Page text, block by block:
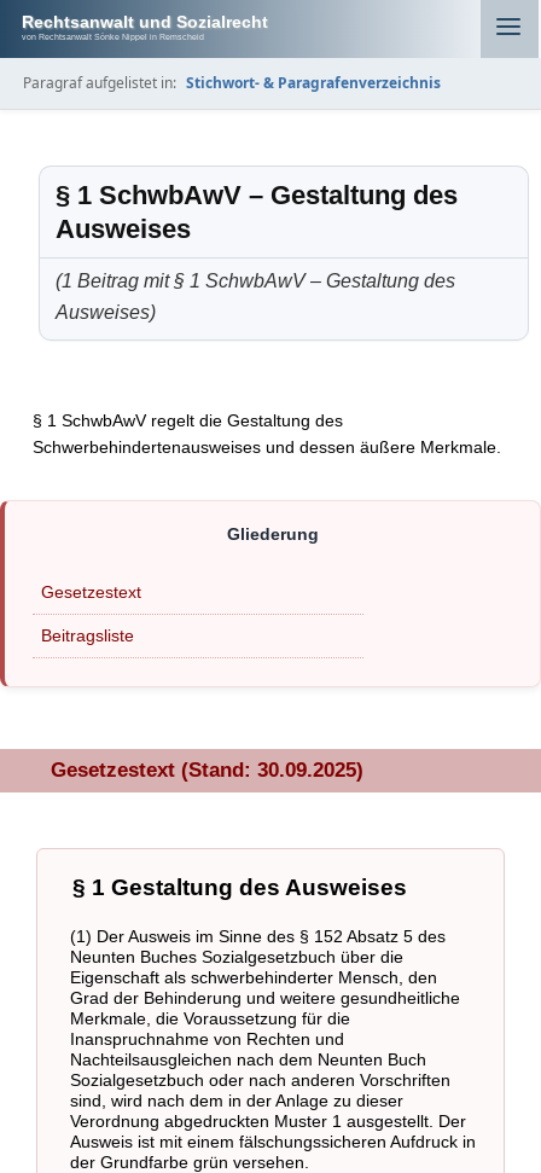
Rechtsanwalt und Sozialrecht
von Rechtsanwalt Sönke Nippel in Remscheid
Paragraf aufgelistet in: Stichwort- & Paragrafenverzeichnis
§ 1 SchwbAwV – Gestaltung des
Ausweises
(1 Beitrag mit § 1 SchwbAwV – Gestaltung des
Ausweises)
§ 1 SchwbAwV regelt die Gestaltung des
Schwerbehindertenausweises und dessen äußere Merkmale.
Gesetzestext
Beitragsliste
Gesetzestext (Stand: 30.09.2025)
§ 1 Gestaltung des Ausweises
(1) Der Ausweis im Sinne des § 152 Absatz 5 des
Neunten Buches Sozialgesetzbuch über die
Eigenschaft als schwerbehinderter Mensch, den
Grad der Behinderung und weitere gesundheitliche
Merkmale, die Voraussetzung für die
Inanspruchnahme von Rechten und
Nachteilsausgleichen nach dem Neunten Buch
Sozialgesetzbuch oder nach anderen Vorschriften
sind, wird nach dem in der Anlage zu dieser
Verordnung abgedruckten Muster 1 ausgestellt. Der
Ausweis ist mit einem fälschungssicheren Aufdruck in
der Grundfarbe grün versehen.